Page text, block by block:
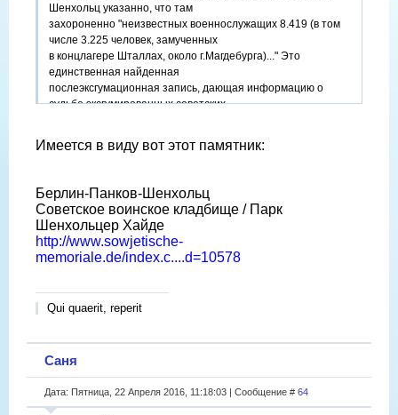
Шенхольц указанно, что там
захороненно "неизвестных военнослужащих 8.419 (в том
числе 3.225 человек, замученных
в концлагере Шталлах, около г.Магдебурга)..." Это
единственная найденная
послеэксгумационная запись, дающая информацию о
судьбе эксгумированных советских
Имеется в виду вот этот памятник:
Берлин-Панков-Шенхольц
Советское воинское кладбище / Парк
Шенхольцер Хайде
http://www.sowjetische-
memoriale.de/index.c....d=10578
Qui quaerit, reperit
Саня
Дата: Пятница, 22 Апреля 2016, 11:18:03 | Сообщение # 64